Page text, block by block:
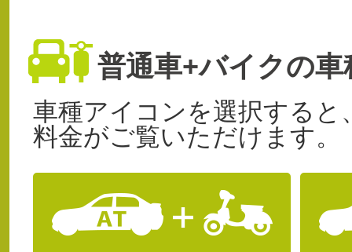
普通車+バイクの車
車種アイコンを選択すると
料金がご覧いただけます。